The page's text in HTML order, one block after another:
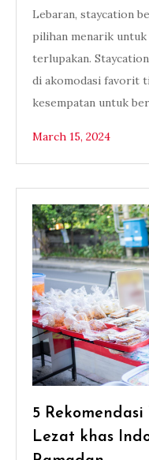
Lebaran, staycation
pilihan menarik
terlupakan.
di akomodasi favorit
kesempatan untuk
March 15, 2024
5
Lezat khas